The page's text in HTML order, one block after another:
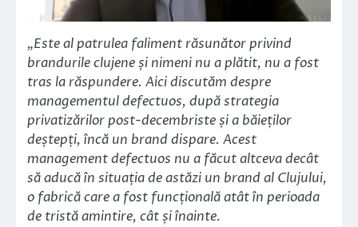
„Este al patrulea faliment răsunător privind
brandurile clujene și nimeni nu a plătit, nu a fost
tras la răspundere. Aici discutăm despre
managementul defectuos, după strategia
privatizărilor post-decembriste și a băieților
deștepți, încă un brand dispare. Acest
management defectuos nu a făcut altceva decât
să aducă în situația de astăzi un brand al Clujului,
o fabrică care a fost funcțională atât în perioada
de tristă amintire, cât și înainte.